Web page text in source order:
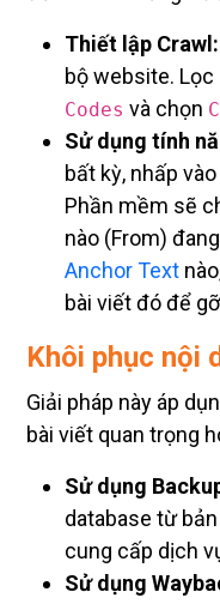
bộ website.
Codesvà chọn
Sử dụng tính
bất kỳ, nhấp
Phần mềm sẽ
nào (From)
Anchor Text
bài viết đó để
Giải pháp này áp
bài viết quan trọng
database từ
cung cấp dịch
Sử dụng
Nhập URL bị lỗi